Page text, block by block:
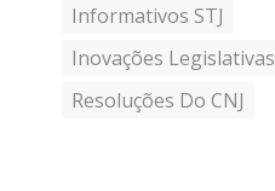
Informativos STJ
Inovações Legislativas
Resoluções Do CNJ